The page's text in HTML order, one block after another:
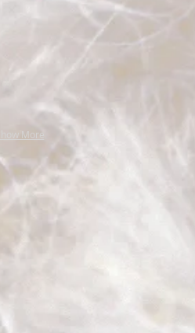
Show More